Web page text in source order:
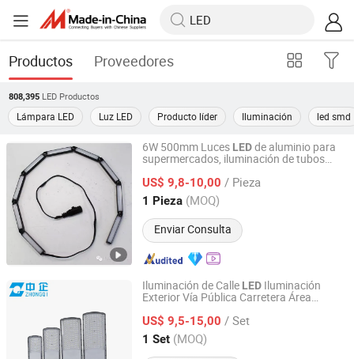
Productos Proveedores
808,395 LED Productos
Lámpara LED Luz LED Producto líder Iluminación led smd
6W 500mm Luces LEDde aluminio para
supermercados, iluminación de tubos
US$ 9,8-10,00 / Pieza
1 Pieza (MOQ)
Enviar Consulta
Shanghai Candor Opto Electronics Tech Co., Ltd.
Shanghai, China Desde 2016
Iluminación de Calle LED Iluminación
Exterior Vía Pública Carretera Área
150W Vatios Precio de Fábrica Lámpara
LED Proyector Solar Cámara Iluminación
Jardín
US$ 9,5-15,00 / Set
1 Set (MOQ)
HangZhou ZhongMing PhotoElectricity Co.,Ltd.
Zhejiang, China Desde 2024